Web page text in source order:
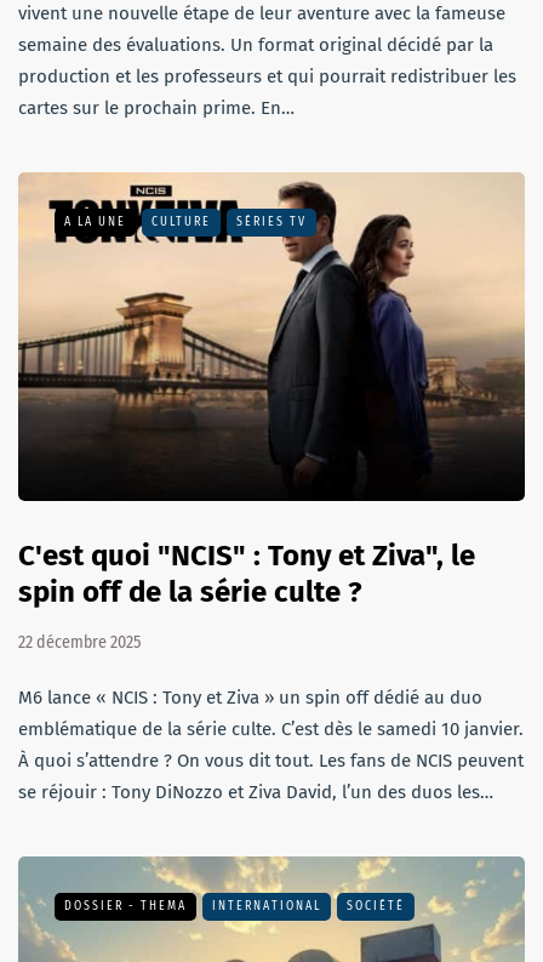
vivent une nouvelle étape de leur aventure avec la fameuse
semaine des évaluations. Un format original décidé par la
production et les professeurs et qui pourrait redistribuer les
cartes sur le prochain prime. En…
A LA UNE CULTURE SÉRIES TV
C'est quoi "NCIS" : Tony et Ziva", le
spin off de la série culte ?
22 décembre 2025
M6 lance « NCIS : Tony et Ziva » un spin off dédié au duo
emblématique de la série culte. C’est dès le samedi 10 janvier.
À quoi s’attendre ? On vous dit tout. Les fans de NCIS peuvent
se réjouir : Tony DiNozzo et Ziva David, l’un des duos les…
DOSSIER - THEMA INTERNATIONAL SOCIÉTÉ